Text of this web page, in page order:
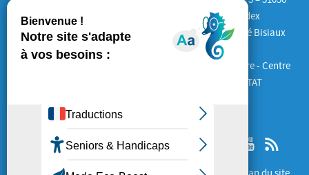
CHALONS-EN-CHAMPAGNE Cedex
Antenne Lorraine : 132 rue André Bisiaux
54320 Maxéville
Antenne Alsace : Place de la Gare - Centre
d'Affaires le 1840 – 67600 SELESTAT
SUIVEZ-NOUS